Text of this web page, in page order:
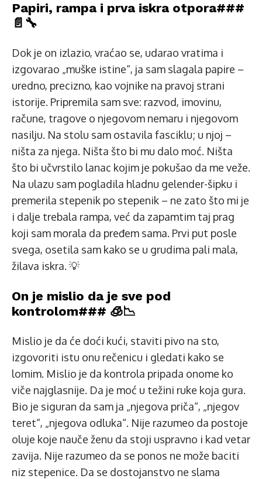
Papiri, rampa i prva iskra otpora###
📄🔧
Dok je on izlazio, vraćao se, udarao vratima i
izgovarao „muške istine“, ja sam slagala papire –
uredno, precizno, kao vojnike na pravoj strani
istorije. Pripremila sam sve: razvod, imovinu,
račune, tragove o njegovom nemaru i njegovom
nasilju. Na stolu sam ostavila fasciklu; u njoj –
ništa za njega. Ništa što bi mu dalo moć. Ništa
što bi učvrstilo lanac kojim je pokušao da me veže.
Na ulazu sam pogladila hladnu gelender-šipku i
premerila stepenik po stepenik – ne zato što mi je
i dalje trebala rampa, već da zapamtim taj prag
koji sam morala da pređem sama. Prvi put posle
svega, osetila sam kako se u grudima pali mala,
žilava iskra. 💡
On je mislio da je sve pod
kontrolom### 🧊📉
Mislio je da će doći kući, staviti pivo na sto,
izgovoriti istu onu rečenicu i gledati kako se
lomim. Mislio je da kontrola pripada onome ko
viče najglasnije. Da je moć u težini ruke koja gura.
Bio je siguran da sam ja „njegova priča“, „njegov
teret“, „njegova odluka“. Nije razumeo da postoje
oluje koje nauče ženu da stoji uspravno i kad vetar
zavija. Nije razumeo da se ponos ne može baciti
niz stepenice. Da se dostojanstvo ne slama